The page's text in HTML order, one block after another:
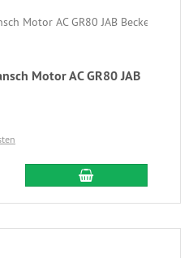
Motor AC GR80 JAB